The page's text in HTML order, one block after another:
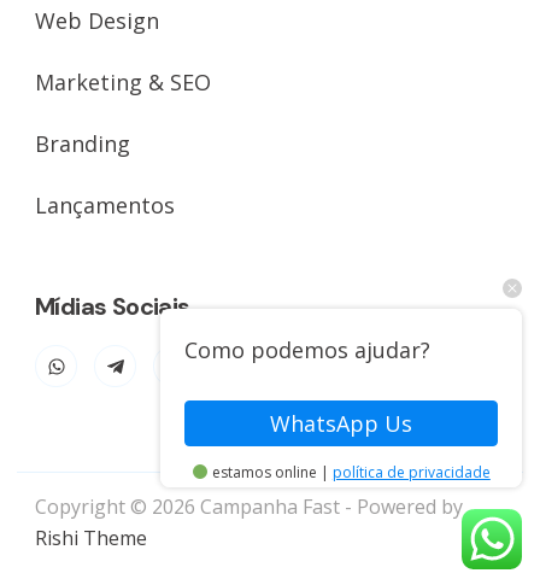
Web Design
Marketing & SEO
Branding
Lançamentos
Mídias Sociais
Copyright © 2026 Campanha Fast - Powered by
Rishi Theme
Como podemos ajudar?
WhatsApp Us
estamos online | política de privacidade